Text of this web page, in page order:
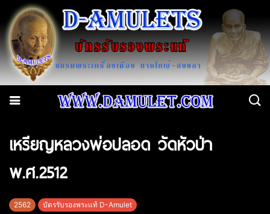
เหรียญหลวงพ่อปลอด วัดหัวป่า
พ.ศ.2512
2562 บัตรรับรองพระแท้ D-Amulet